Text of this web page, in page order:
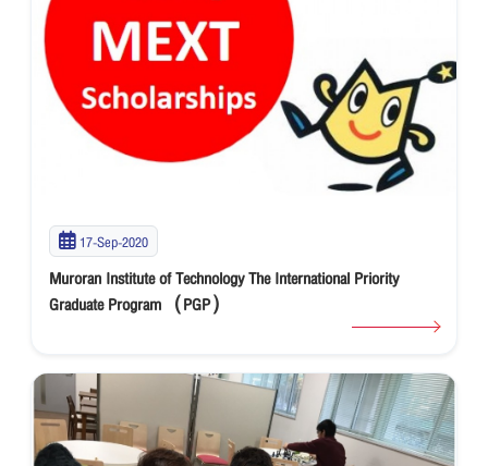
17-Sep-2020
Muroran Institute of Technology The International Priority
Graduate Program（PGP）